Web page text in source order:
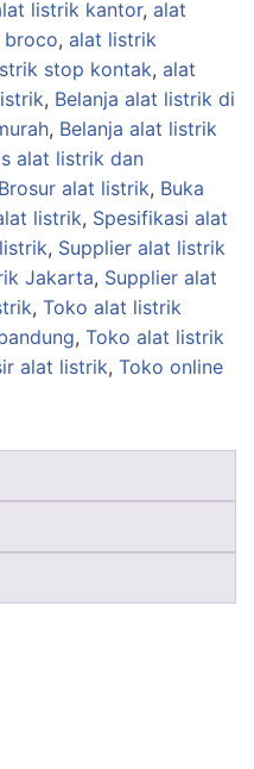
listrik kantor, alat
, alat listrik
stop kontak, alat
, Belanja alat listrik di
, Belanja alat listrik
alat listrik dan
Brosur alat listrik, Buka
listrik, Spesifikasi alat
, Supplier alat listrik
Jakarta, Supplier alat
, Toko alat listrik
, Toko alat listrik
alat listrik, Toko online